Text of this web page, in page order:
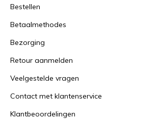
Bestellen
Betaalmethodes
Bezorging
Retour aanmelden
Veelgestelde vragen
Contact met klantenservice
Klantbeoordelingen